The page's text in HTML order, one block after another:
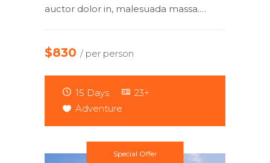
auctor dolor in, malesuada massa.…
$830 / per person
15 Days
23+
Adventure
Special Offer